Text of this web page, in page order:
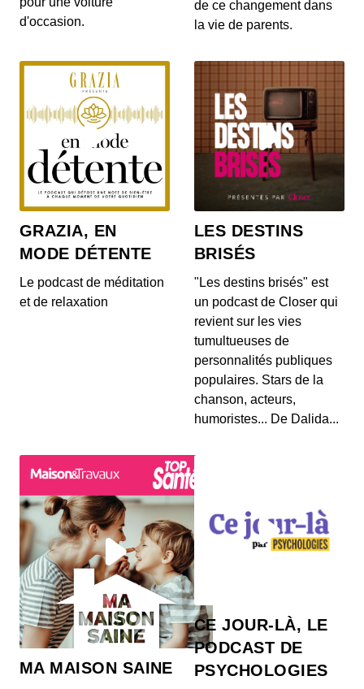
00:02:20 - IL Y A 7 ANS
ressemblent mais détrompez-vous ! Découvrez
dans...
1: La minute Réno
00:00:36 - IL Y A 7 ANS
Pompe à chaleur, VMC, panneaux solaires
photovoltaïques, chauffe-eau thermodynamique,
pergola bio...
d'occasion.
de ce changement dans
la vie de parents.
GRAZIA, EN
MODE DÉTENTE
Le podcast de méditation
et de relaxation
LES DESTINS
BRISÉS
"Les destins brisés" est
un podcast de Closer qui
revient sur les vies
tumultueuses de
personnalités publiques
populaires. Stars de la
chanson, acteurs,
humoristes... De Dalida...
MA MAISON SAINE
CE JOUR-LÀ, LE
PODCAST DE
PSYCHOLOGIES